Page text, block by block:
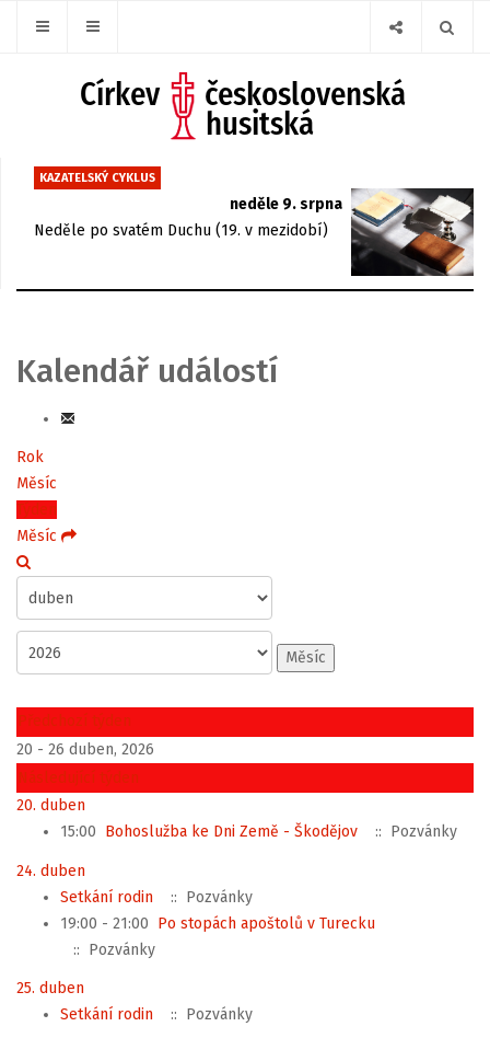
KAZATELSKÝ CYKLUS
neděle 9. srpna
Neděle po svatém Duchu (19. v mezidobí)
Kalendář událostí
Rok
Měsíc
Týden
Měsíc
Měsíc
Předchozí týden
20 - 26 duben, 2026
Následující týden
20. duben
15:00 Bohoslužba ke Dni Země - Škodějov :: Pozvánky
24. duben
Setkání rodin
:: Pozvánky
19:00 - 21:00 Po stopách apoštolů v Turecku
:: Pozvánky
25. duben
Setkání rodin
:: Pozvánky